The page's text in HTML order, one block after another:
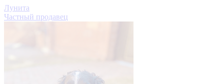
Лунита
Частный продавец